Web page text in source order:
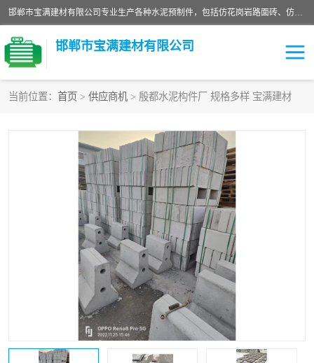
邯郸市宝满建材有限公司专业生产各种水泥预制件，包括仿花岗岩路面砖、仿花岗岩人行道砖、仿花岗岩路侧石、烧结砖、植草砖、码头砖连锁块、仿花岗岩路侧石、沙井盖、水泥盖板等各种水泥制品
邯郸市宝满建材有限公司
当前位置： 首页 > 供应商机 > 殷都水泥构件厂 规格多样 宝满建材
混凝土路沿石
便道砖
花岗岩路岩石 盲道砖
pc仿石砖